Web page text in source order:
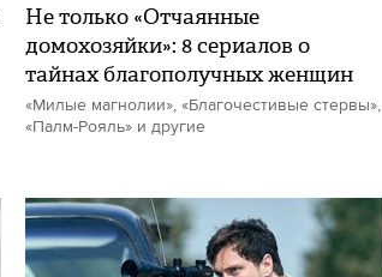
Не только «Отчаянные
домохозяйки»: 8 сериалов о
тайнах благополучных женщин
«Милые магнолии», «Благочестивые стервы»,
«Палм-Рояль» и другие